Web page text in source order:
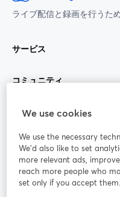
ライブ配信と録画を行うた
サービス
コミュニティ
StreamYard：
参加する
ライ
ンセ
We use cookies
We use the necessary
We'd also like to set
more relevant ads,
reach more people who
set only if you accept them.